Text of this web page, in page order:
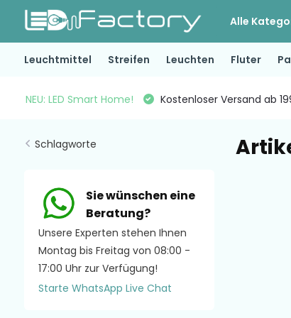
Alle
Leuchtmittel Streifen Leuchten Fluter
NEU: LED Smart Home! Kostenloser Versand ab
Schlagworte
Sie wünschen eine
Beratung?
Unsere Experten stehen Ihnen
Montag bis Freitag von 08:00 -
17:00 Uhr zur Verfügung!
Starte WhatsApp Live Chat